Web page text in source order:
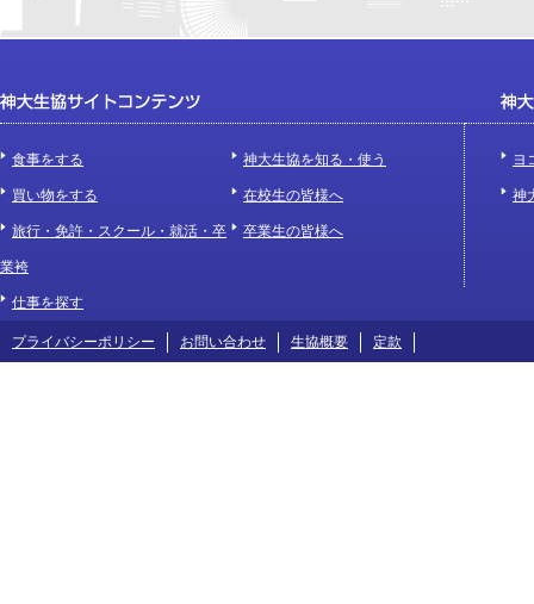
食事をする
買い物をする
旅行・免許・スクール・就活・卒
業袴
仕事を探す
神大生協を知る・使う
在校生の皆様へ
卒業生の皆様へ
ヨ
神
プライバシーポリシー お問い合わせ 生協概要 定款